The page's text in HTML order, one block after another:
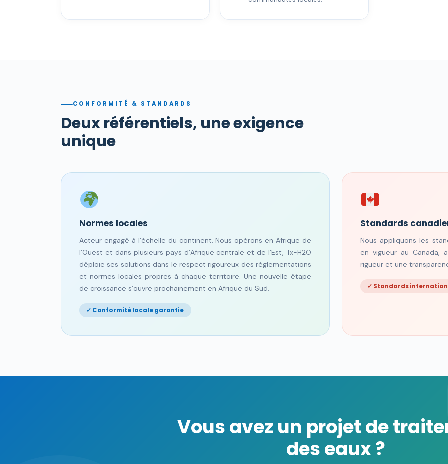
CONFORMITÉ & STANDARDS
Deux référentiels, une exigence
unique
Normes locales
Acteur engagé à l’échelle du continent. Nous opérons en Afrique de
l’Ouest et dans plusieurs pays d’Afrique centrale et de l’Est, Tx-H2O
déploie ses solutions dans le respect rigoureux des réglementations
et normes locales propres à chaque territoire. Une nouvelle étape
de croissance s’ouvre prochainement en Afrique du Sud.
✓ Conformité locale garantie
Standards
Nous appliquons les
en vigueur au Canada,
rigueur et une
✓ Standards
Vous avez un projet de
des eaux ?